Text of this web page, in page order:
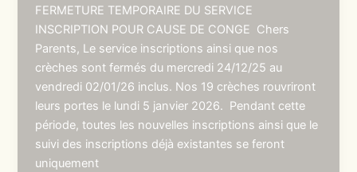
FERMETURE TEMPORAIRE DU SERVICE
INSCRIPTION POUR CAUSE DE CONGE Chers
Parents, Le service inscriptions ainsi que nos
crèches sont fermés du mercredi 24/12/25 au
vendredi 02/01/26 inclus. Nos 19 crèches rouvriront
leurs portes le lundi 5 janvier 2026. Pendant cette
période, toutes les nouvelles inscriptions ainsi que le
suivi des inscriptions déjà existantes se feront
uniquement